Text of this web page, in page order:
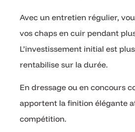
Avec un entretien régulier,
vos chaps en cuir pendant
L’investissement initial est
rentabilise sur la durée.
En dressage ou en concours
apportent la finition élégante
compétition.